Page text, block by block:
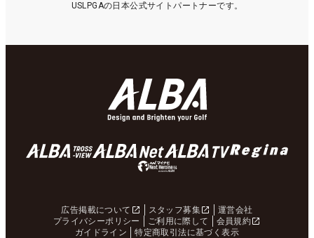
USLPGAの日本公式サイトパートナーです。
広告掲載について スタッフ募集
運営会社
プライバシーポリシー
ご利用に際して
会員規約
ガイドライン
特定商取引法に基づく表示